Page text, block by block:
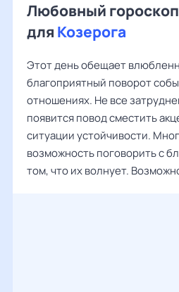
Любовный
для Козерога
Этот день обещает
благоприятный поворот
отношениях. Не все
появится повод сместить
ситуации устойчивости.
возможность поговорить с
том, что их волнует.